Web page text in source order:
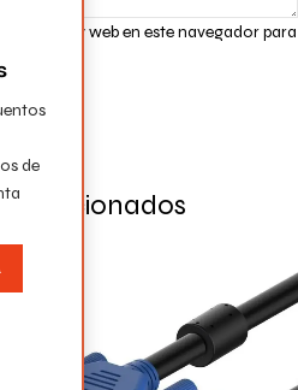
y web en este navegador para
Relacionados
de